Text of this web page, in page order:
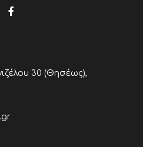
30 (Θησέως),